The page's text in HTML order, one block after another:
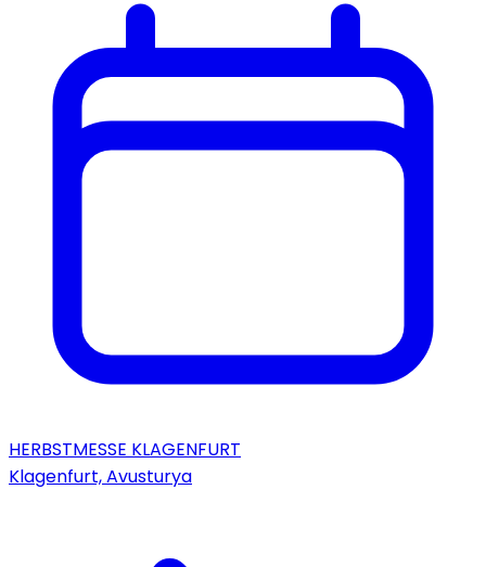
HERBSTMESSE KLAGENFURT
Klagenfurt, Avusturya